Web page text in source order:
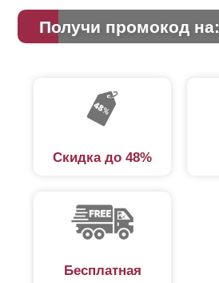
Получи промокод на:
Скидка до 48%
Бесплатная